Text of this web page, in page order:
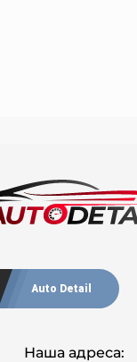
Auto Detail
Наша адреса: